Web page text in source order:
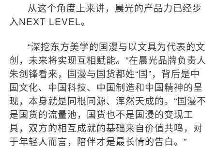
从这个角度上来讲，晨光的产品力已经步
入NEXT LEVEL。
“深挖东方美学的国漫与以文具为代表的文
创，未来将实现互相赋能。”在晨光品牌负责人
朱剑锋看来，国漫与国货都姓“国”，背后是中
国文化、中国科技、中国制造和中国精神的呈
现，本身就是同根同源、浑然天成的。“国漫不
是国货的流量池，国货也不是国漫的变现工
具，双方的相互成就的基础来自价值共鸣，对
于年轻人而言，陪伴才是最长情的告白。”